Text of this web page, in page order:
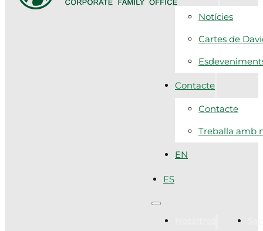
Notícies
Cartes de
Contacte
Contacte
Treballa amb
EN
ES